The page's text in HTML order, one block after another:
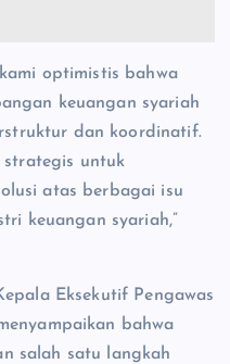
optimistis bahwa
keuangan syariah
dan koordinatif.
strategis untuk
atas berbagai isu
keuangan syariah,”
Eksekutif Pengawas
bahwa
salah satu langkah